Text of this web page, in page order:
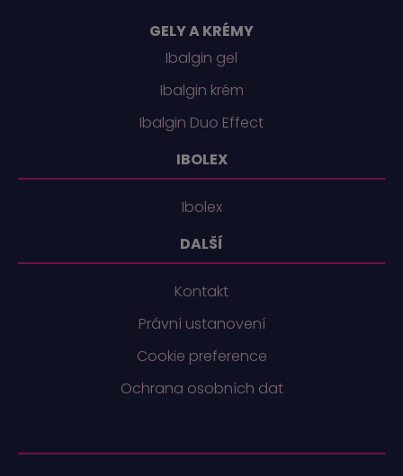
GELY A KRÉMY
Ibalgin gel
Ibalgin krém
Ibalgin Duo Effect
IBOLEX
Ibolex
DALŠÍ
Kontakt
Právní ustanovení
Cookie preference
Ochrana osobních dat